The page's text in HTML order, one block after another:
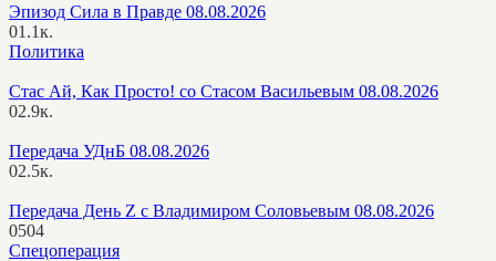
Эпизод Сила в Правде 08.08.2026
01.1к.
Политика
Стас Ай, Как Просто! со Стасом Васильевым 08.08.2026
02.9к.
Передача УДнБ 08.08.2026
02.5к.
Передача День Z с Владимиром Соловьевым 08.08.2026
0504
Спецоперация